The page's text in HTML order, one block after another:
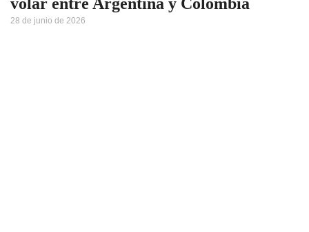
volar entre Argentina y Colombia
28 de junio de 2026